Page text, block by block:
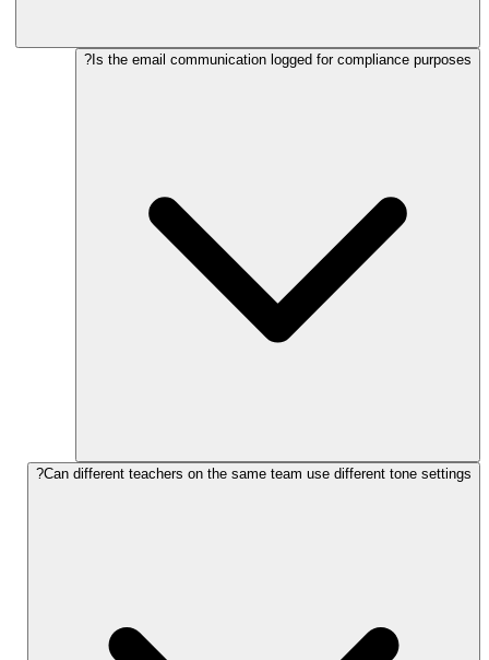
Is the email communication logged for compliance purposes?
Can different teachers on the same team use different tone settings?